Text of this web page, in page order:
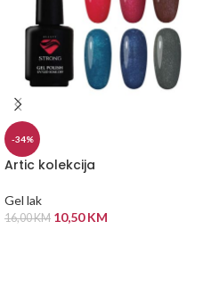
-34%
Artic kolekcija
Gel lak
16,00KM 10,50KM